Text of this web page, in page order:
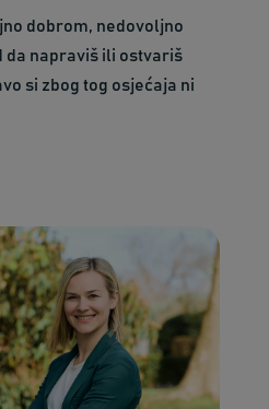
dobrom, nedovoljno
da napraviš ili ostvariš
si zbog tog osjećaja ni